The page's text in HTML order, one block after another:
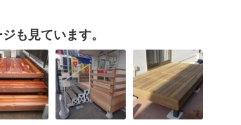
も見ています。